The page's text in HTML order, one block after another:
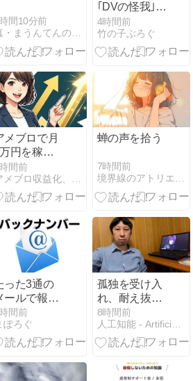
間10分前
真・まうんてんの宿屋
｢DVの怪我｣
夫・黒木啓司
の逮捕で始ま
る｢夫婦の闘
4時間前
竹の子ぶろぐ
メブロで月
円を稼ぐ
めの失敗回
と収益化ス
ップ完全ガ
間前
蝉の声を拾う
7時間前
境界線のアトリエ -The Muted World-
った3通の
ールで報酬
円 ！ ｜
06-08
間前
ぽろぐ
孤独を受け入
れ、耐え抜く
５０歳までの
冒険
8時間前
人工知能 - Artificial Intelligence